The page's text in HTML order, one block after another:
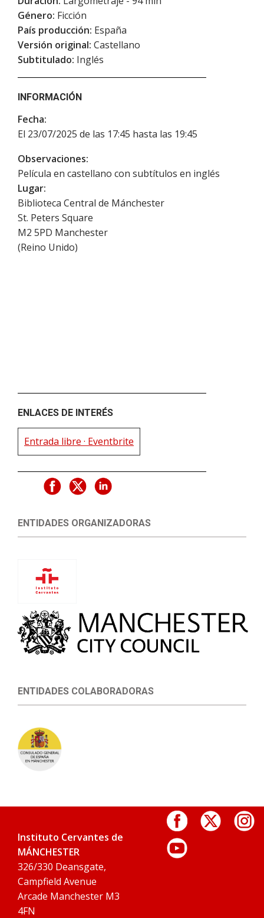
Género: Ficción
País producción: España
Versión original: Castellano
Subtitulado: Inglés
INFORMACIÓN
Fecha:
El 23/07/2025 de las 17:45 hasta las 19:45
Observaciones:
Película en castellano con subtítulos en inglés
Lugar:
Biblioteca Central de Mánchester
St. Peters Square
M2 5PD Manchester
(Reino Unido)
ENLACES DE INTERÉS
Entrada libre · Eventbrite
ENTIDADES ORGANIZADORAS
ENTIDADES COLABORADORAS
Instituto Cervantes de
MÁNCHESTER
326/330 Deansgate,
Campfield Avenue
Arcade Manchester M3
4FN